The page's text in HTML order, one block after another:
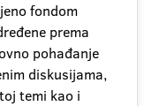
fondom
prema
pohađanje
diskusijama,
temi kao i